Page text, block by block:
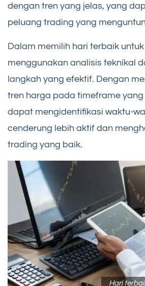
dengan tren yang jelas, yang
peluang trading yang
Dalam memilih hari terbaik
menggunakan analisis teknikal
langkah yang efektif. Dengan
tren harga pada timeframe
dapat mengidentifikasi waktu-
cenderung lebih aktif dan
trading yang baik.
Hari